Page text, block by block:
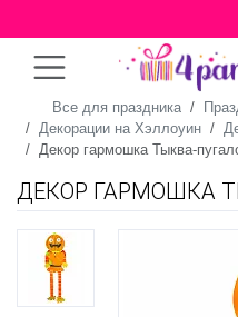
Все для праздника
Декорации на Хэллоуин
Декор гармошка Тыква-
ДЕКОР ГАРМОШКА